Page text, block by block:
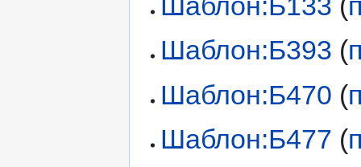
Шаблон:Б393 (
Шаблон:Б470 (
Шаблон:Б477 (